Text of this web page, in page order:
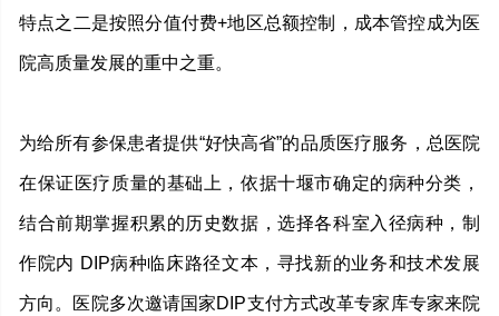
特点之二是按照分值付费+地区总额控制，成本管控成为医
院高质量发展的重中之重。
为给所有参保患者提供“好快高省”的品质医疗服务，总医院
在保证医疗质量的基础上，依据十堰市确定的病种分类，
结合前期掌握积累的历史数据，选择各科室入径病种，制
作院内 DIP病种临床路径文本，寻找新的业务和技术发展
方向。医院多次邀请国家DIP支付方式改革专家库专家来院